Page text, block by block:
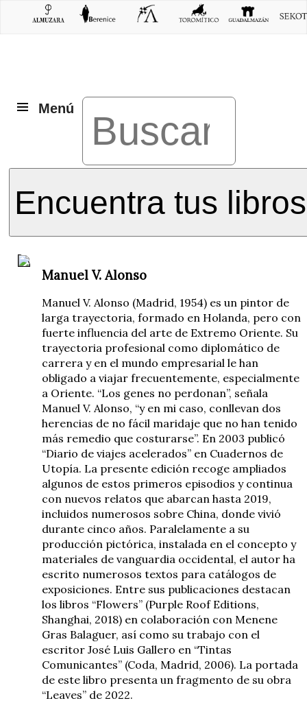
Menú
Encuentra tus libros
Manuel V. Alonso
Manuel V. Alonso (Madrid, 1954) es un pintor de
larga trayectoria, formado en Holanda, pero con
fuerte influencia del arte de Extremo Oriente. Su
trayectoria profesional como diplomático de
carrera y en el mundo empresarial le han
obligado a viajar frecuentemente, especialmente
a Oriente. “Los genes no perdonan”, señala
Manuel V. Alonso, “y en mi caso, conllevan dos
herencias de no fácil maridaje que no han tenido
más remedio que costurarse”. En 2003 publicó
“Diario de viajes acelerados” en Cuadernos de
Utopía. La presente edición recoge ampliados
algunos de estos primeros episodios y continua
con nuevos relatos que abarcan hasta 2019,
incluidos numerosos sobre China, donde vivió
durante cinco años. Paralelamente a su
producción pictórica, instalada en el concepto y
materiales de vanguardia occidental, el autor ha
escrito numerosos textos para catálogos de
exposiciones. Entre sus publicaciones destacan
los libros “Flowers” (Purple Roof Editions,
Shanghai, 2018) en colaboración con Menene
Gras Balaguer, así como su trabajo con el
escritor José Luis Gallero en “Tintas
Comunicantes” (Coda, Madrid, 2006). La portada
de este libro presenta un fragmento de su obra
“Leaves” de 2022.